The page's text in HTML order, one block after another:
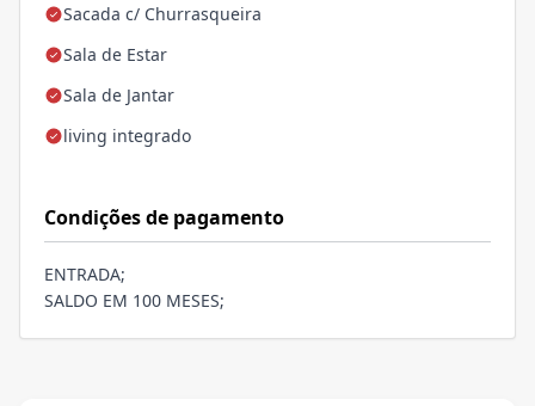
Sacada c/ Churrasqueira
Sala de Estar
Sala de Jantar
living integrado
Condições de pagamento
ENTRADA;
SALDO EM 100 MESES;